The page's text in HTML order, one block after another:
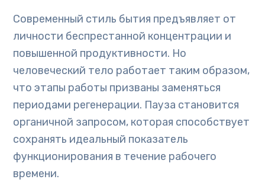
Современный стиль бытия предъявляет от
личности беспрестанной концентрации и
повышенной продуктивности. Но
человеческий тело работает таким образом,
что этапы работы призваны заменяться
периодами регенерации. Пауза становится
органичной запросом, которая способствует
сохранять идеальный показатель
функционирования в течение рабочего
времени.